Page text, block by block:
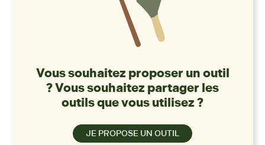
Vous souhaitez proposer un outil
? Vous souhaitez partager les
outils que vous utilisez ?
JE PROPOSE UN OUTIL